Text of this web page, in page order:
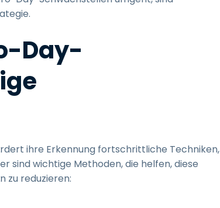
Day-
ihre Erkennung fortschrittliche Techniken,
sind wichtige Methoden, die helfen, diese
zu reduzieren: